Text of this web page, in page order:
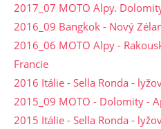
2017_07 MOTO Alpy.
2016_09 Bangkok - Nový
2016_06 MOTO Alpy -
Francie
2016 Itálie - Sella Ronda -
2015_09 MOTO - Dolomity -
2015 Itálie - Sella Ronda -